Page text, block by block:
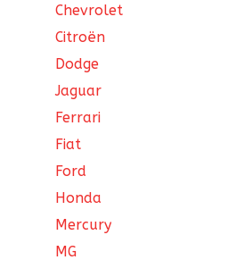
Chevrolet
Citroën
Dodge
Jaguar
Ferrari
Fiat
Ford
Honda
Mercury
MG